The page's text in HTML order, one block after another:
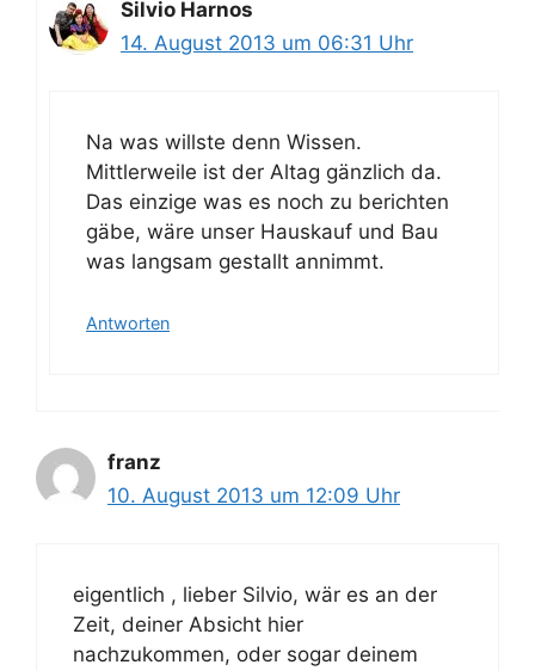
Silvio Harnos
14. August 2013 um 06:31 Uhr
Na was willste denn Wissen.
Mittlerweile ist der Altag gänzlich da.
Das einzige was es noch zu berichten
gäbe, wäre unser Hauskauf und Bau
was langsam gestallt annimmt.
Antworten
franz
10. August 2013 um 12:09 Uhr
eigentlich , lieber Silvio, wär es an der
Zeit, deiner Absicht hier
nachzukommen, oder sogar deinem